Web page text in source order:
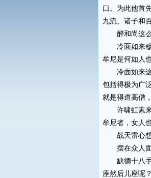
口。为此他首
九流、诸子和
醉和尚这么
冷面如来穆
牟尼是何如人
冷面如来这
包括得极为广
就是得道高僧
许啸虹素来
牟尼者，女人
战天雷心想
摆在众人面
缺德十八手
座然后儿座呢